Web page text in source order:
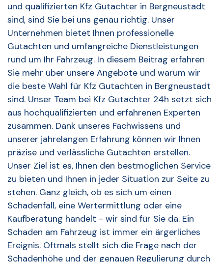
und qualifizierten Kfz Gutachter in Bergneustadt
sind, sind Sie bei uns genau richtig. Unser
Unternehmen bietet Ihnen professionelle
Gutachten und umfangreiche Dienstleistungen
rund um Ihr Fahrzeug. In diesem Beitrag erfahren
Sie mehr über unsere Angebote und warum wir
die beste Wahl für Kfz Gutachten in Bergneustadt
sind. Unser Team bei Kfz Gutachter 24h setzt sich
aus hochqualifizierten und erfahrenen Experten
zusammen. Dank unseres Fachwissens und
unserer jahrelangen Erfahrung können wir Ihnen
präzise und verlässliche Gutachten erstellen.
Unser Ziel ist es, Ihnen den bestmöglichen Service
zu bieten und Ihnen in jeder Situation zur Seite zu
stehen. Ganz gleich, ob es sich um einen
Schadenfall, eine Wertermittlung oder eine
Kaufberatung handelt - wir sind für Sie da. Ein
Schaden am Fahrzeug ist immer ein ärgerliches
Ereignis. Oftmals stellt sich die Frage nach der
Schadenhöhe und der genauen Regulierung durch